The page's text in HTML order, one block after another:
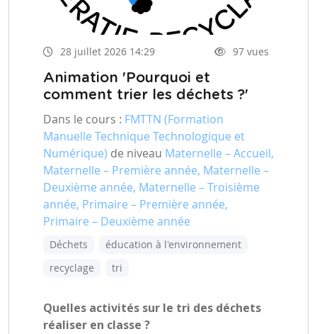
28 juillet 2026 14:29 97 vues
Animation 'Pourquoi et
comment trier les déchets ?'
Dans le cours : FMTTN (Formation
Manuelle Technique Technologique et
Numérique) de niveau Maternelle – Accueil,
Maternelle – Première année, Maternelle –
Deuxième année, Maternelle – Troisième
année, Primaire – Première année,
Primaire – Deuxième année
Déchets
éducation à l'environnement
recyclage
tri
Quelles activités sur le tri des déchets
réaliser en classe ?